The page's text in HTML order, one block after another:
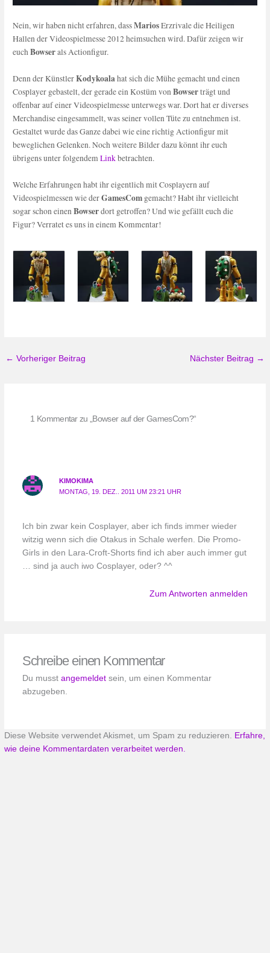
Nein, wir haben nicht erfahren, dassMariosErzrivale die Heiligen
Hallen der Videospielmesse 2012 heimsuchen wird. Dafür zeigen wir
euchBowserals Actionfigur.
Denn der KünstlerKodykoalahat sich die Mühe gemacht und einen
Cosplayer gebastelt, der gerade ein Kostüm vonBowserträgt und
offenbar auf einer Videospielmesse unterwegs war. Dort hat er diverses
Merchandise eingesammelt, was seiner vollen Tüte zu entnehmen ist.
Gestaltet wurde das Ganze dabei wie eine richtig Actionfigur mit
beweglichen Gelenken. Noch weitere Bilder dazu könnt ihr euch
übrigens unter folgendemLinkbetrachten.
Welche Erfahrungen habt ihr eigentlich mit Cosplayern auf
Videospielmessen wie derGamesCom gemacht? Habt ihr vielleicht
sogar schon einenBowserdort getroffen? Und wie gefällt euch die
Figur? Verratet es uns in einem Kommentar!
← Vorheriger Beitrag Nächster Beitrag →
1 Kommentar zu „Bowser auf der GamesCom?“
KIMOKIMA
MONTAG, 19. DEZ.. 2011 UM 23:21 UHR
Ich bin zwar kein Cosplayer, aber ich finds immer wieder
witzig wenn sich die Otakus in Schale werfen. Die Promo-
Girls in den Lara-Croft-Shorts find ich aber auch immer gut
… sind ja auch iwo Cosplayer, oder? ^^
Zum Antworten anmelden
Schreibe einen Kommentar
Du musst angemeldetsein, um einen Kommentar
abzugeben.
Diese Website verwendet Akismet, um Spam zu reduzieren. Erfahre,
wie deine Kommentardaten verarbeitet werden.